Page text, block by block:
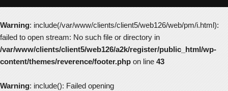
Warning: include(/var/www/clients/client5/web126/web/pm/i.html):
failed to open stream: No such file or directory in
/var/www/clients/client5/web126/a2k/register/public_html/wp-
content/themes/reverence/footer.phpon line43
Warning: include(): Failed opening